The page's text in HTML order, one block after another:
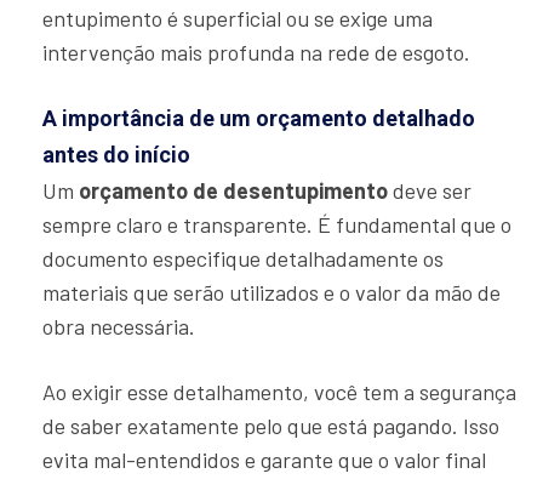
entupimento é superficial ou se exige uma
intervenção mais profunda na rede de esgoto.
A importância de um orçamento detalhado
antes do início
Um orçamento de desentupimentodeve ser
sempre claro e transparente. É fundamental que o
documento especifique detalhadamente os
materiais que serão utilizados e o valor da mão de
obra necessária.
Ao exigir esse detalhamento, você tem a segurança
de saber exatamente pelo que está pagando. Isso
evita mal-entendidos e garante que o valor final